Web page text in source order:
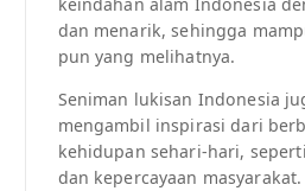
dan menarik, sehingga
pun yang melihatnya.
Seniman lukisan Indonesia
mengambil inspirasi dari
kehidupan sehari-hari,
dan kepercayaan